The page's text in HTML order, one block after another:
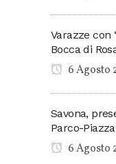
Varazze con
Bocca di
6 Agosto
Savona,
Parco-
6 Agosto